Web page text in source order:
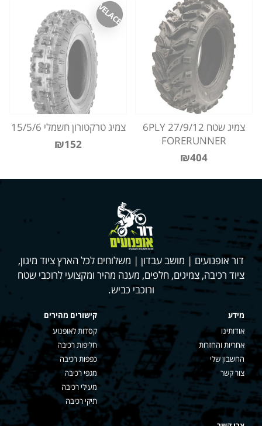
צמיג שטח 27/9/12 6PLY
FORERUNNER
₪404
VELACE
צמיג טרקטורון חשמלי 15/5/6
₪152
דור אופנועים | מושב עבדון | משלוחים לכל הארץ ציוד מיגון,
ציוד רכיבה, צמיגים, חלפים, מענה מהיר ומקצועי לרוכבי שטח
ורוכבי כביש.
מידע
אודותינו
אחריות והחזרות
החשבון שלי
צור קשר
קישורים מהירים
קסדות לאופנוע
חליפות רכיבה
כפפות רכיבה
מגפי רכיבה
מעילי רכיבה
תיקי רכיבה